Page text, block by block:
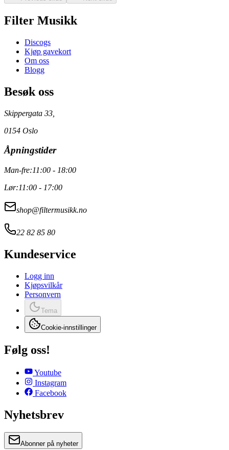
Filter Musikk
Discogs
Kjøp gavekort
Om oss
Blogg
Besøk oss
Skippergata 33,
0154 Oslo
Åpningstider
Man-fre:11:00 - 18:00
Lør:11:00 - 17:00
shop@filtermusikk.no
22 82 85 80
Kundeservice
Logg inn
Kjøpsvilkår
Personvern
Tema
Cookie-innstillinger
Følg oss!
Youtube
Instagram
Facebook
Nyhetsbrev
Abonner på nyheter